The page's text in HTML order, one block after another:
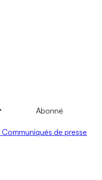
Abonné
Communiqués de presse